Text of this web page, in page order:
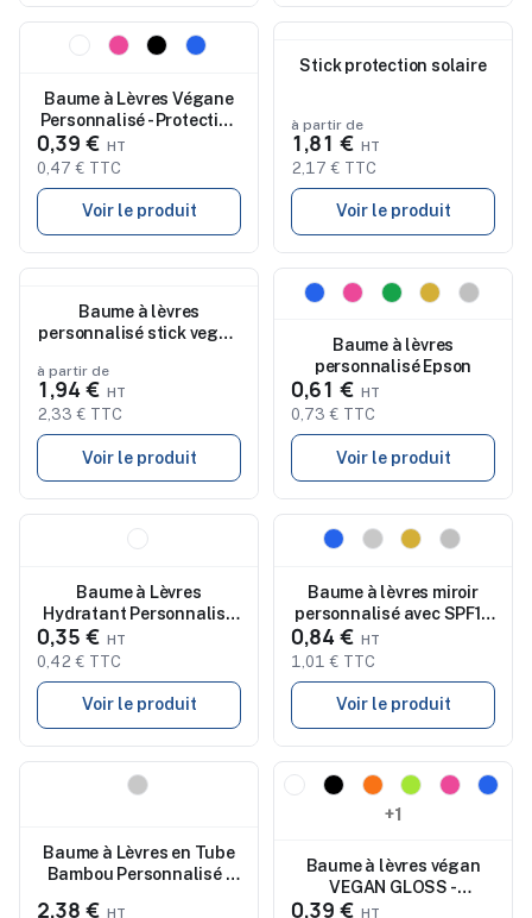
Nouveau
Baume à Lèvres Végane
Personnalisé - Protection
et Douceur Posie
0,39 €
0,47 € TTC
Voir le produit
Stick protection solaire
à partir de
1,81 €
2,17 € TTC
Voir le produit
Baume à lèvres
personnalisé stick vegan
à partir de
1,94 €
2,33 € TTC
Voir le produit
Nouveau
Baume à lèvres
personnalisé Epson
0,61 €
0,73 € TTC
Voir le produit
Baume à Lèvres
Hydratant Personnalisé
à l'Aloe Vera Taishe pas
0,35 €
0,42 € TTC
Voir le produit
Nouveau
Baume à lèvres miroir
personnalisé avec SPF10
DUO MIRROR
0,84 €
1,01 € TTC
Voir le produit
Baume à Lèvres en Tube
Bambou Personnalisé -
2,38 €
Nouveau
+1
Baume à lèvres végan
VEGAN GLOSS -
Protecteur
0,39 €